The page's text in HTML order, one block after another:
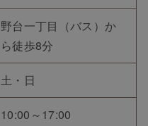
野台一丁目（バス）か
ら徒歩8分
土・日
10:00～17:00